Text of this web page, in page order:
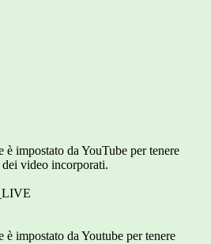
è impostato da YouTube per tenere
video incorporati.
è impostato da Youtube per tenere